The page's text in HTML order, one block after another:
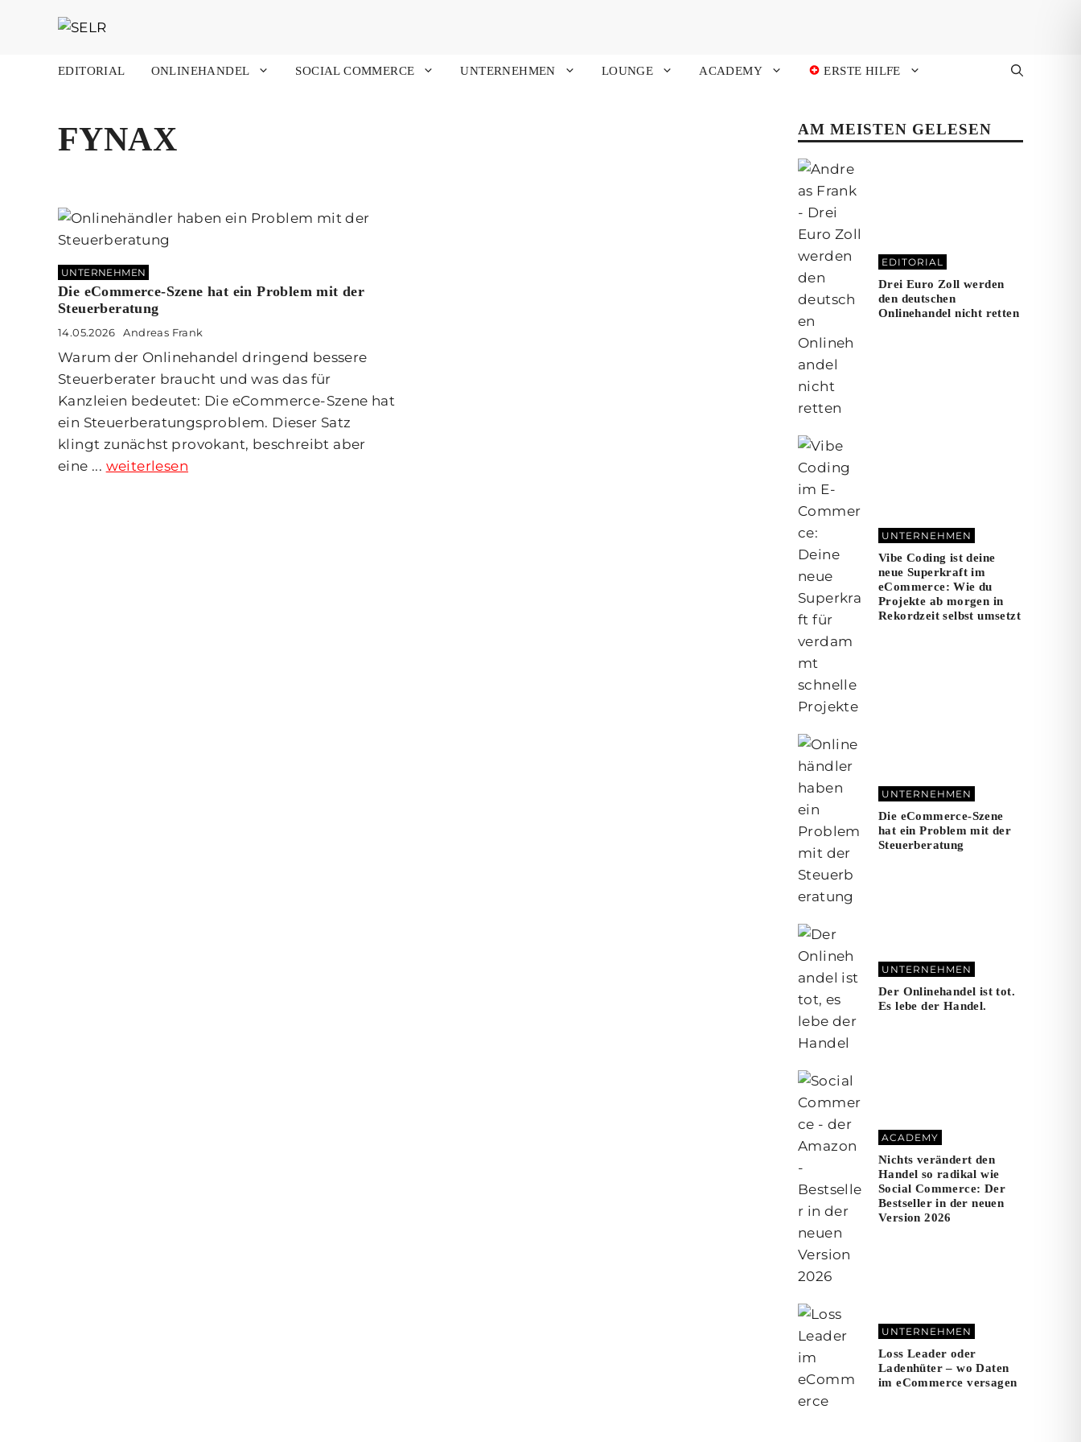
EDITORIAL ONLINEHANDEL SOCIAL COMMERCE UNTERNEHMEN LOUNGE ACADEMY ERSTE HILFE
FYNAX
UNTERNEHMEN
Die eCommerce-Szene hat ein Problem mit der
Steuerberatung
14.05.2026 Andreas Frank
Warum der Onlinehandel dringend bessere
Steuerberater braucht und was das für
Kanzleien bedeutet: Die eCommerce-Szene hat
ein Steuerberatungsproblem. Dieser Satz
klingt zunächst provokant, beschreibt aber
eine ... weiterlesen
AM MEISTEN GELESEN
EDITORIAL
Drei Euro Zoll werden
den deutschen
Onlinehandel nicht retten
UNTERNEHMEN
Vibe Coding ist deine
neue Superkraft im
eCommerce: Wie du
Projekte ab morgen in
Rekordzeit selbst umsetzt
UNTERNEHMEN
Die eCommerce-Szene
hat ein Problem mit der
Steuerberatung
UNTERNEHMEN
Der Onlinehandel ist tot.
Es lebe der Handel.
ACADEMY
Nichts verändert den
Handel so radikal wie
Social Commerce: Der
Bestseller in der neuen
Version 2026
UNTERNEHMEN
Loss Leader oder
Ladenhüter – wo Daten
im eCommerce versagen